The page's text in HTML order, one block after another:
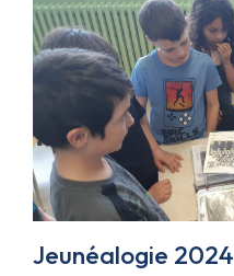
Jeunéalogie 2024